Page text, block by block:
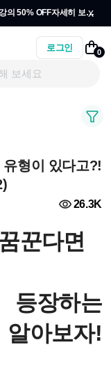
의 50% OFF자세히 보기
x
로그인 0
형이 있다고?!
26.3K
꾼다면
장하는
아보자!